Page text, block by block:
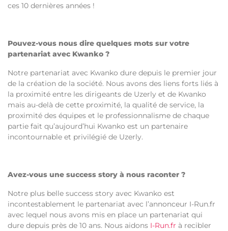
ces 10 dernières années !
Pouvez-vous nous dire quelques mots sur votre
partenariat avec Kwanko ?
Notre partenariat avec Kwanko dure depuis le premier jour
de la création de la société. Nous avons des liens forts liés à
la proximité entre les dirigeants de Uzerly et de Kwanko
mais au-delà de cette proximité, la qualité de service, la
proximité des équipes et le professionnalisme de chaque
partie fait qu’aujourd’hui Kwanko est un partenaire
incontournable et privilégié de Uzerly.
Avez-vous une success story à nous raconter ?
Notre plus belle success story avec Kwanko est
incontestablement le partenariat avec l’annonceur I-Run.fr
avec lequel nous avons mis en place un partenariat qui
dure depuis près de 10 ans. Nous aidons I-Run.fr à recibler